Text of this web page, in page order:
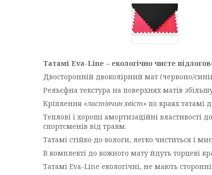
Татамі Eva-Line – екологічно чисте
Двосторонній двоколірний мат (червоно/
Рельєфна текстура на поверхнях матів
Кріплення «ластівчин хвіст» по краях татамі
Теплові і хороші амортизаційні
спортсменів від травм.
Татамі стійко до вологи, легко чиститься і
В комплекті до кожного мату йдуть торцеві
Татамі Eva-Line екологічні, не мають